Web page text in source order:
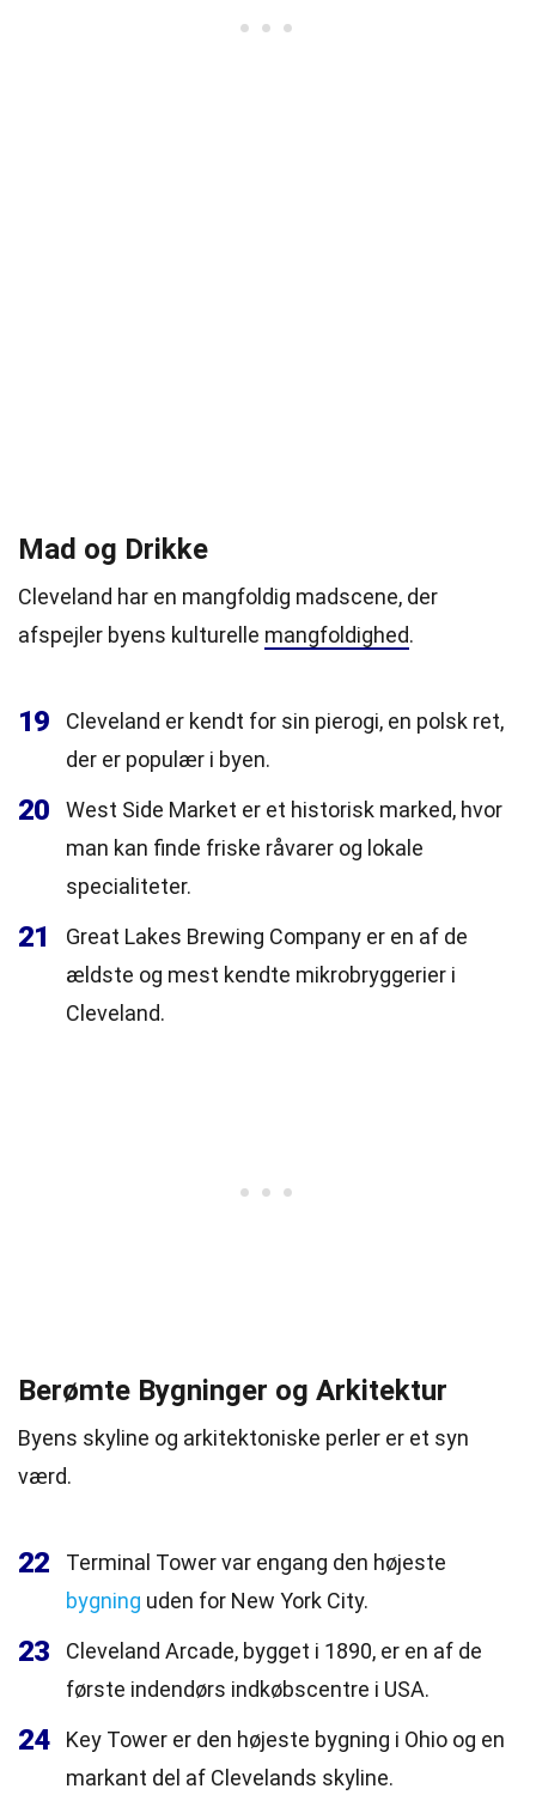
Mad og Drikke
Cleveland har en mangfoldig madscene, der
afspejler byens kulturelle mangfoldighed.
19
Cleveland er kendt for sin pierogi, en polsk ret,
der er populær i byen.
20
West Side Market er et historisk marked, hvor
man kan finde friske råvarer og lokale
specialiteter.
21
Great Lakes Brewing Company er en af de
ældste og mest kendte mikrobryggerier i
Cleveland.
Berømte Bygninger og Arkitektur
Byens skyline og arkitektoniske perler er et syn
værd.
22
Terminal Tower var engang den højeste
bygning uden for New York City.
23
Cleveland Arcade, bygget i 1890, er en af de
første indendørs indkøbscentre i USA.
24
Key Tower er den højeste bygning i Ohio og en
markant del af Clevelands skyline.